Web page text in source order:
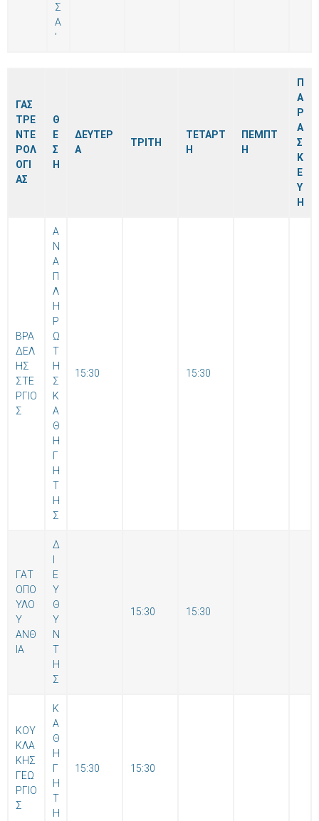
Σ
Α
’
ΓΑΣ
ΤΡΕ
ΝΤΕ
ΡΟΛ
ΟΓΙ
ΑΣ
Θ
Ε
Σ
Η
ΔΕΥΤΕΡ
Α
ΤΡΙΤΗ
ΤΕΤΑΡΤ
Η
ΠΕΜΠΤ
Η
Π
Α
Ρ
Α
Σ
Κ
Ε
Υ
Η
ΒΡΑ
ΔΕΛ
ΗΣ
ΣΤΕ
ΡΓΙΟ
Σ
Α
Ν
Α
Π
Λ
Η
Ρ
Ω
Τ
Η
Σ
Κ
Α
Θ
Η
Γ
Η
Τ
Η
Σ
15:30 15:30
ΓΑΤ
ΟΠΟ
ΥΛΟ
Υ
ΑΝΘ
ΙΑ
Δ
Ε
Υ
Θ
Υ
Ν
Τ
Η
Σ
15:30 15:30
ΚΟΥ
ΚΛΑ
ΚΗΣ
ΓΕΩ
ΡΓΙΟ
Σ
Κ
Α
Θ
Η
Γ
Η
Τ
Η
15:30 15:30